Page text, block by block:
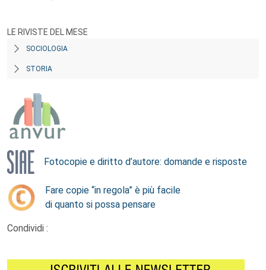
LE RIVISTE DEL MESE
SOCIOLOGIA
STORIA
Fotocopie e diritto d’autore: domande e risposte
Fare copie “in regola” è più facile
di quanto si possa pensare
Condividi :